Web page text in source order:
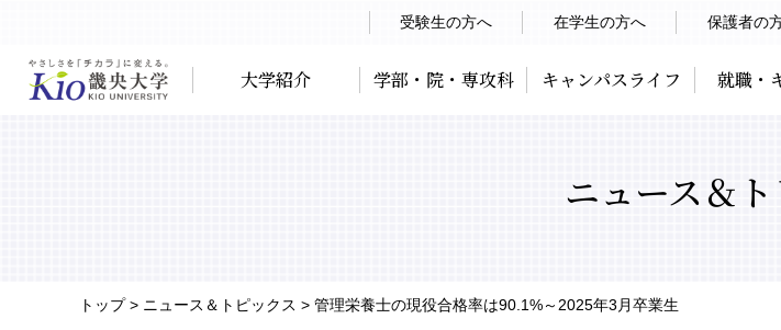
受験生の方へ 在学生の方へ 保護者の
大学紹介 学部・院・専攻科 キャンパスライフ 就職・
ニュース＆
トップ> ニュース＆トピックス > 管理栄養士の現役合格率は90.1%～2025年3月卒業生